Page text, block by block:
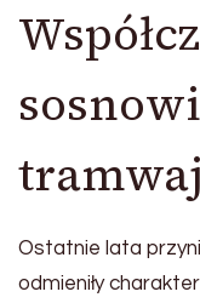
Ostatnie lata
odmieniły